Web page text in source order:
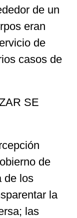
de un
eran
de
casos de
SE
de
de los
la
las